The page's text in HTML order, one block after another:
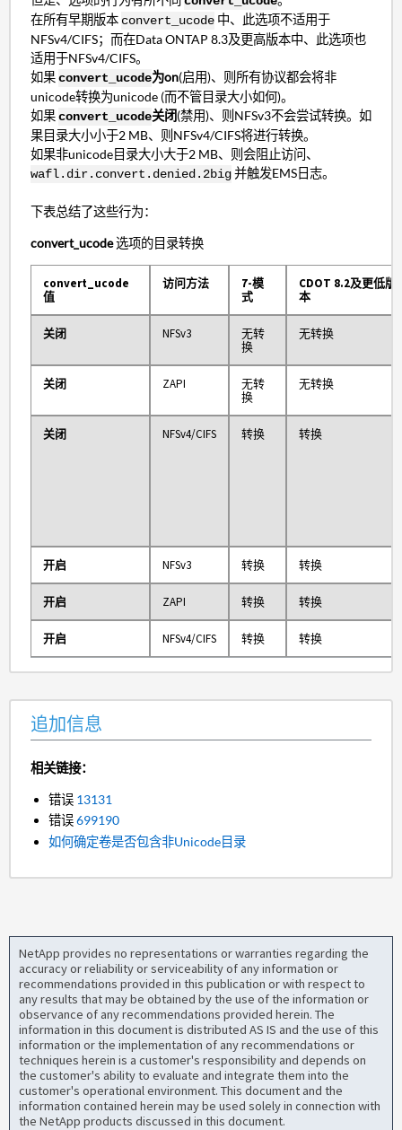
在所有早期版本 convert_ucode中、此选项不适用于
NFSv4/CIFS；而在Data ONTAP 8.3及更高版本中、此选项也
适用于NFSv4/CIFS。
如果convert_ucode为on(启用)、则所有协议都会将非
unicode转换为unicode (而不管目录大小如何)。
如果convert_ucode关闭(禁用)、则NFSv3不会尝试转换。如
果目录大小小于2 MB、则NFSv4/CIFS将进行转换。
如果非unicode目录大小大于2 MB、则会阻止访问、
wafl.dir.convert.denied.2big并触发EMS日志。
下表总结了这些行为：
convert_ucode选项的目录转换
convert_ucode
值
访问方法
7-模
式
CDOT 8.2及更低版
本
关闭 NFSv3
无转
换
无转换
关闭 ZAPI
无转
换
无转换
关闭 NFSv4/CIFS 转换 转换
开启 NFSv3 转换 转换
开启 ZAPI 转换 转换
开启 NFSv4/CIFS 转换 转换
追加信息
相关链接：
错误 13131
错误699190
如何确定卷是否包含非Unicode目录
NetApp provides no representations or warranties regarding the
accuracy or reliability or serviceability of any information or
recommendations provided in this publication or with respect to
any results that may be obtained by the use of the information or
observance of any recommendations provided herein. The
information in this document is distributed AS IS and the use of this
information or the implementation of any recommendations or
techniques herein is a customer's responsibility and depends on
the customer's ability to evaluate and integrate them into the
customer's operational environment. This document and the
information contained herein may be used solely in connection with
the NetApp products discussed in this document.